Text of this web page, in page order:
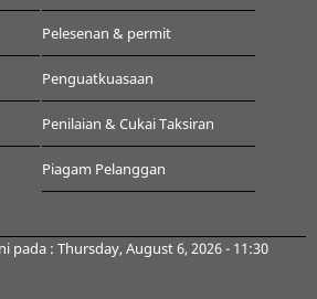
Pelesenan & permit
Penguatkuasaan
Penilaian & Cukai Taksiran
Piagam Pelanggan
pada : Thursday, August 6, 2026 - 11:30